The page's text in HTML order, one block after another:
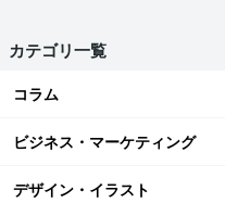
カテゴリ一覧
コラム
ビジネス・マーケティング
デザイン・イラスト